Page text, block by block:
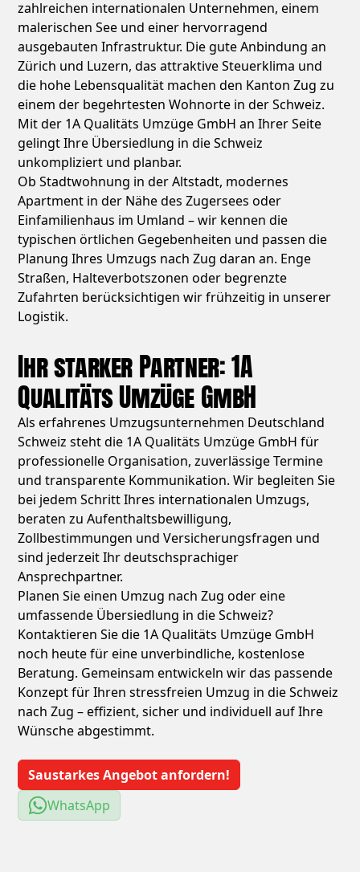
zahlreichen internationalen Unternehmen, einem
malerischen See und einer hervorragend
ausgebauten Infrastruktur. Die gute Anbindung an
Zürich und Luzern, das attraktive Steuerklima und
die hohe Lebensqualität machen den Kanton Zug zu
einem der begehrtesten Wohnorte in der Schweiz.
Mit der 1A Qualitäts Umzüge GmbH an Ihrer Seite
gelingt Ihre Übersiedlung in die Schweiz
unkompliziert und planbar.
Ob Stadtwohnung in der Altstadt, modernes
Apartment in der Nähe des Zugersees oder
Einfamilienhaus im Umland – wir kennen die
typischen örtlichen Gegebenheiten und passen die
Planung Ihres Umzugs nach Zug daran an. Enge
Straßen, Halteverbotszonen oder begrenzte
Zufahrten berücksichtigen wir frühzeitig in unserer
Logistik.
Ihr starker Partner: 1A
Qualitäts Umzüge GmbH
Als erfahrenes Umzugsunternehmen Deutschland
Schweiz steht die 1A Qualitäts Umzüge GmbH für
professionelle Organisation, zuverlässige Termine
und transparente Kommunikation. Wir begleiten Sie
bei jedem Schritt Ihres internationalen Umzugs,
beraten zu Aufenthaltsbewilligung,
Zollbestimmungen und Versicherungsfragen und
sind jederzeit Ihr deutschsprachiger
Ansprechpartner.
Planen Sie einen Umzug nach Zug oder eine
umfassende Übersiedlung in die Schweiz?
Kontaktieren Sie die 1A Qualitäts Umzüge GmbH
noch heute für eine unverbindliche, kostenlose
Beratung. Gemeinsam entwickeln wir das passende
Konzept für Ihren stressfreien Umzug in die Schweiz
nach Zug – effizient, sicher und individuell auf Ihre
Wünsche abgestimmt.
Saustarkes Angebot anfordern!
WhatsApp